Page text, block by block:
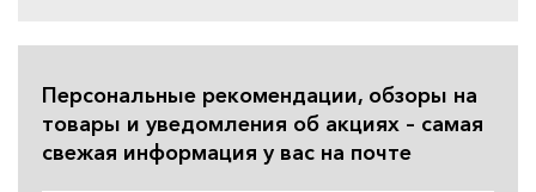
Персональные рекомендации, обзоры на
товары и уведомления об акциях – самая
свежая информация у вас на почте